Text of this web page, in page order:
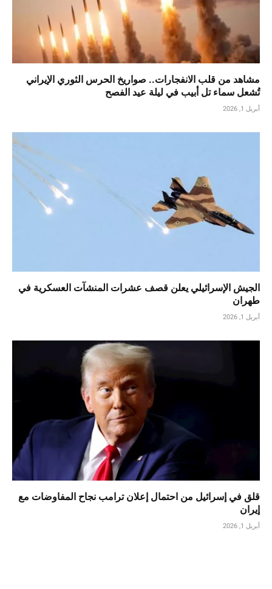
مشاهد من قلب الانفجارات.. صواريخ الحرس الثوري الإيراني
تُشعل سماء تل أبيب في ليلة عيد الفصح
أبريل 1, 2026
الجيش الإسرائيلي يعلن قصف عشرات المنشآت العسكرية في
طهران
أبريل 1, 2026
قلق في إسرائيل من احتمال إعلان ترامب نجاح المفاوضات مع
إيران
أبريل 1, 2026